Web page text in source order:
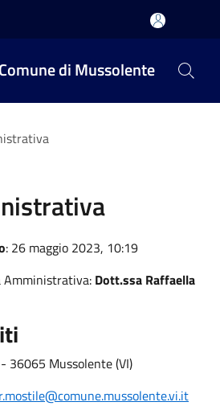
Comune di Mussolente
: 26 maggio 2023, 10:19
Amministrativa: Dott.ssa Raffaella
36065 Mussolente (VI)
r.mostile@comune.mussolente.vi.it